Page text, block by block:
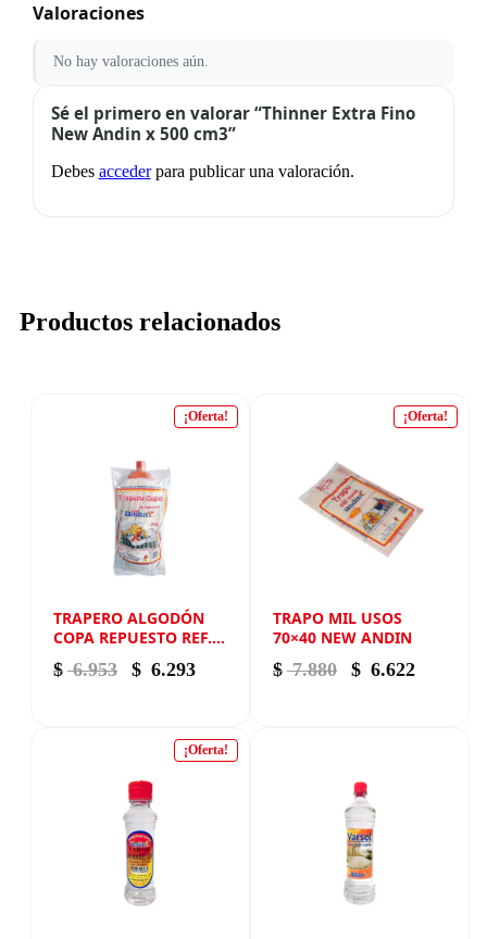
Valoraciones
No hay valoraciones aún.
Sé el primero en valorar “Thinner Extra Fino
New Andin x 500 cm3”
Debes accederpara publicar una valoración.
Productos relacionados
¡Oferta!
TRAPERO ALGODÓN
COPA REPUESTO REF.
700 NEW ANDIN
$ 6.953 El precio original era: $ 6.953.
$ 6.293El precio actual es: $ 6.293.
¡Oferta!
TRAPO MIL USOS
70×40 NEW ANDIN
$ 7.880 El precio
$ 6.622
¡Oferta!